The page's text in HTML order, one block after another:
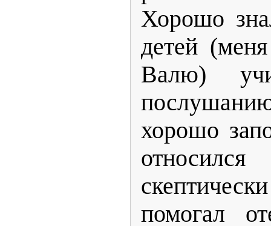
Хорошо
детей
Валю)
хорошо
помогал